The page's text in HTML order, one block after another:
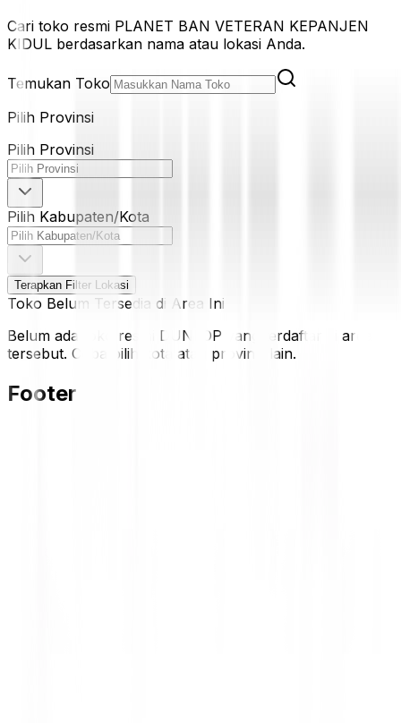
Cari toko resmi PLANET BAN VETERAN KEPANJEN
KIDUL berdasarkan nama atau lokasi Anda.
Temukan Toko
Pilih Provinsi
Pilih Provinsi
Pilih Kabupaten/Kota
Terapkan Filter Lokasi
Toko Belum Tersedia di Area Ini
Belum ada toko resmi DUNLOP yang terdaftar di area
tersebut. Coba pilih kota atau provinsi lain.
Footer